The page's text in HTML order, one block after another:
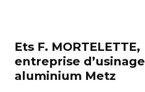
Ets F. MORTELETTE,
entreprise d’usinage
aluminium Metz